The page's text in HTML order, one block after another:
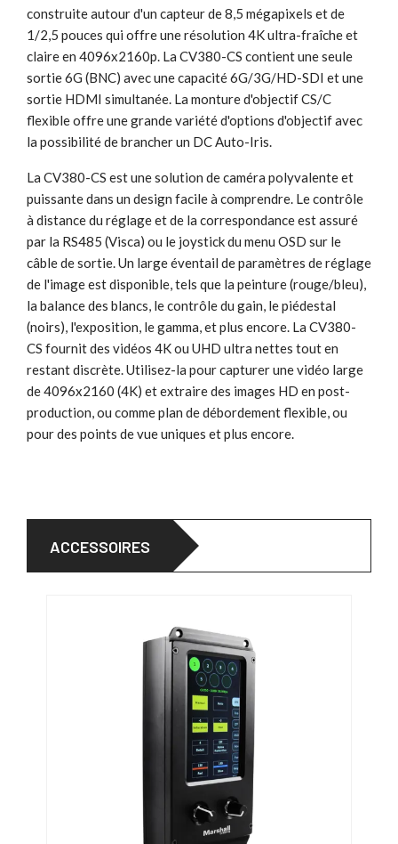
construite autour d'un capteur de 8,5 mégapixels et de
1/2,5 pouces qui offre une résolution 4K ultra-fraîche et
claire en 4096x2160p. La CV380-CS contient une seule
sortie 6G (BNC) avec une capacité 6G/3G/HD-SDI et une
sortie HDMI simultanée. La monture d'objectif CS/C
flexible offre une grande variété d'options d'objectif avec
la possibilité de brancher un DC Auto-Iris.
La CV380-CS est une solution de caméra polyvalente et
puissante dans un design facile à comprendre. Le contrôle
à distance du réglage et de la correspondance est assuré
par la RS485 (Visca) ou le joystick du menu OSD sur le
câble de sortie. Un large éventail de paramètres de réglage
de l'image est disponible, tels que la peinture (rouge/bleu),
la balance des blancs, le contrôle du gain, le piédestal
(noirs), l'exposition, le gamma, et plus encore. La CV380-
CS fournit des vidéos 4K ou UHD ultra nettes tout en
restant discrète. Utilisez-la pour capturer une vidéo large
de 4096x2160 (4K) et extraire des images HD en post-
production, ou comme plan de débordement flexible, ou
pour des points de vue uniques et plus encore.
ACCESSOIRES